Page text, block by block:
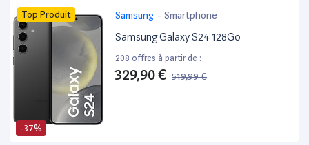
-37%
Top Produit Samsung - Smartphone
Samsung Galaxy S24 128Go
208 offres à partir de :
329,90 € 519,99 €